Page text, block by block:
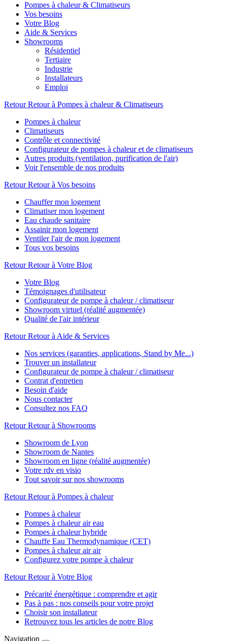
Pompes à chaleur & Climatiseurs
Vos besoins
Votre Blog
Aide & Services
Showrooms
Résidentiel
Tertiaire
Industrie
Installateurs
Emploi
Retour Retour à Pompes à chaleur & Climatiseurs
Pompes à chaleur
Climatiseurs
Contrôle et connectivité
Configurateur de pompes à chaleur et de climatiseurs
Autres produits (ventilation, purification de l'air)
Voir l'ensemble de nos produits
Retour Retour à Vos besoins
Chauffer mon logement
Climatiser mon logement
Eau chaude sanitaire
Assainir mon logement
Ventiler l'air de mon logement
Tous vos besoins
Retour Retour à Votre Blog
Votre Blog
Témoignages d'utilisateur
Configurateur de pompe à chaleur / climatiseur
Showroom virtuel (réalité augmentée)
Qualité de l'air intérieur
Retour Retour à Aide & Services
Nos services (garanties, applications, Stand by Me...)
Trouver un installateur
Configurateur de pompe à chaleur / climatiseur
Contrat d'entretien
Besoin d'aide
Nous contacter
Consultez nos FAQ
Retour Retour à Showrooms
Showroom de Lyon
Showroom de Nantes
Showroom en ligne (réalité augmentée)
Votre rdv en visio
Tout savoir sur nos showrooms
Retour Retour à Pompes à chaleur
Pompes à chaleur
Pompes à chaleur air eau
Pompes à chaleur hybride
Chauffe Eau Thermodynamique (CET)
Pompes à chaleur air air
Configurez votre pompe à chaleur
Retour Retour à Votre Blog
Précarité énergétique : comprendre et agir
Pas à pas : nos conseils pour votre projet
Choisir son installateur
Retrouvez tous les articles de notre Blog
Navigation